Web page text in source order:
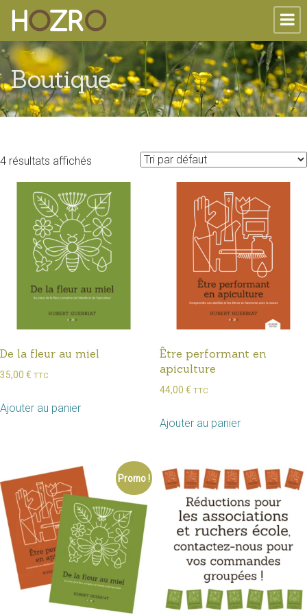
Boutique
4 résultats affichés
De la fleur au miel
35,00 € TTC
Ajouter au panier
Être performant en
apiculture
44,00 € TTC
Ajouter au panier
Promo !